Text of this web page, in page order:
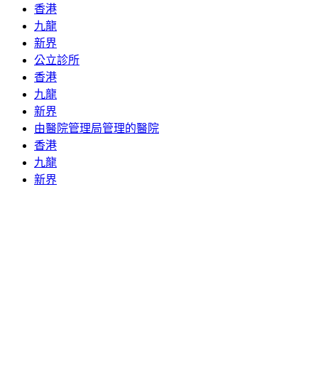
香港
九龍
新界
公立診所
香港
九龍
新界
由醫院管理局管理的醫院
香港
九龍
新界